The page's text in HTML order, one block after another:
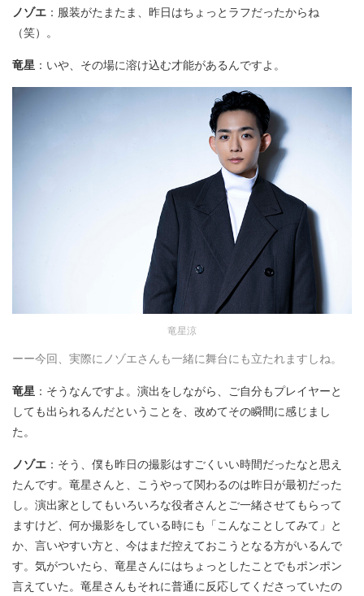
ノゾエ ：服装がたまたま、昨日はちょっとラフだったからね
（笑）。
竜星 ：いや、その場に溶け込む才能があるんですよ。
竜星涼
ーー今回、実際にノゾエさんも一緒に舞台にも立たれますしね。
竜星 ：そうなんですよ。演出をしながら、ご自分もプレイヤーと
しても出られるんだということを、改めてその瞬間に感じまし
た。
ノゾエ ：そう、僕も昨日の撮影はすごくいい時間だったなと思え
たんです。竜星さんと、こうやって関わるのは昨日が最初だった
し。演出家としてもいろいろな役者さんとご一緒させてもらって
ますけど、何か撮影をしている時にも「こんなことしてみて」と
か、言いやすい方と、今はまだ控えておこうとなる方がいるんで
す。気がついたら、竜星さんにはちょっとしたことでもポンポン
言えていた。竜星さんもそれに普通に反応してくださっていたの